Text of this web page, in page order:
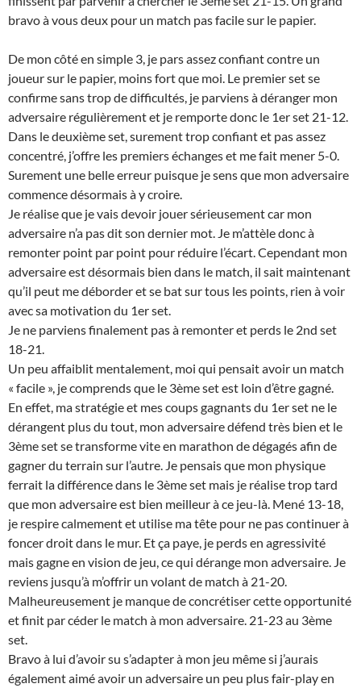
bravo à vous deux pour un match pas facile sur le papier.
De mon côté en simple 3, je pars assez confiant contre un
joueur sur le papier, moins fort que moi. Le premier set se
confirme sans trop de difficultés, je parviens à déranger mon
adversaire régulièrement et je remporte donc le 1er set 21-12.
Dans le deuxième set, surement trop confiant et pas assez
concentré, j’offre les premiers échanges et me fait mener 5-0.
Surement une belle erreur puisque je sens que mon adversaire
commence désormais à y croire.
Je réalise que je vais devoir jouer sérieusement car mon
adversaire n’a pas dit son dernier mot. Je m’attèle donc à
remonter point par point pour réduire l’écart. Cependant mon
adversaire est désormais bien dans le match, il sait maintenant
qu’il peut me déborder et se bat sur tous les points, rien à voir
avec sa motivation du 1er set.
Je ne parviens finalement pas à remonter et perds le 2nd set
18-21.
Un peu affaiblit mentalement, moi qui pensait avoir un match
« facile », je comprends que le 3ème set est loin d’être gagné.
En effet, ma stratégie et mes coups gagnants du 1er set ne le
dérangent plus du tout, mon adversaire défend très bien et le
3ème set se transforme vite en marathon de dégagés afin de
gagner du terrain sur l’autre. Je pensais que mon physique
ferrait la différence dans le 3ème set mais je réalise trop tard
que mon adversaire est bien meilleur à ce jeu-là. Mené 13-18,
je respire calmement et utilise ma tête pour ne pas continuer à
foncer droit dans le mur. Et ça paye, je perds en agressivité
mais gagne en vision de jeu, ce qui dérange mon adversaire. Je
reviens jusqu’à m’offrir un volant de match à 21-20.
Malheureusement je manque de concrétiser cette opportunité
et finit par céder le match à mon adversaire. 21-23 au 3ème
set.
Bravo à lui d’avoir su s’adapter à mon jeu même si j’aurais
également aimé avoir un adversaire un peu plus fair-play en